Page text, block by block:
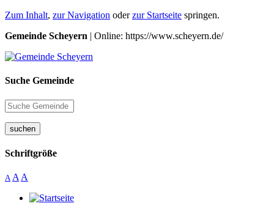
Zum Inhalt, zur Navigation oderzur Startseite springen.
Gemeinde Scheyern | Online: https://www.scheyern.de/
Suche Gemeinde
suchen
Schriftgröße
A A A